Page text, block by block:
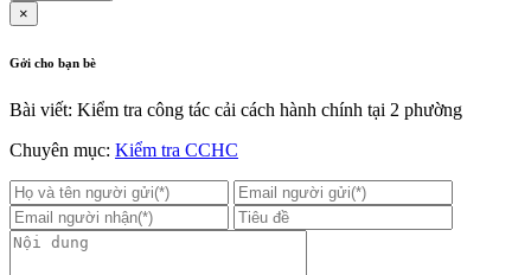
×
Gởi cho bạn bè
Bài viết: Kiểm tra công tác cải cách hành chính tại 2 phường
Chuyên mục: Kiểm tra CCHC